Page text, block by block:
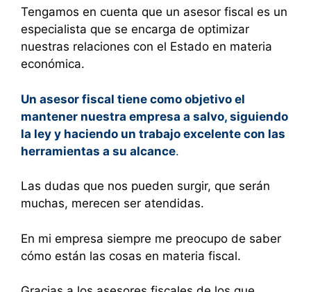
Tengamos en cuenta que un asesor fiscal es un
especialista que se encarga de optimizar
nuestras relaciones con el Estado en materia
económica.
Un asesor fiscal tiene como objetivo el
mantener nuestra empresa a salvo, siguiendo
la ley y haciendo un trabajo excelente con las
herramientas a su alcance.
Las dudas que nos pueden surgir, que serán
muchas, merecen ser atendidas.
En mi empresa siempre me preocupo de saber
cómo están las cosas en materia fiscal.